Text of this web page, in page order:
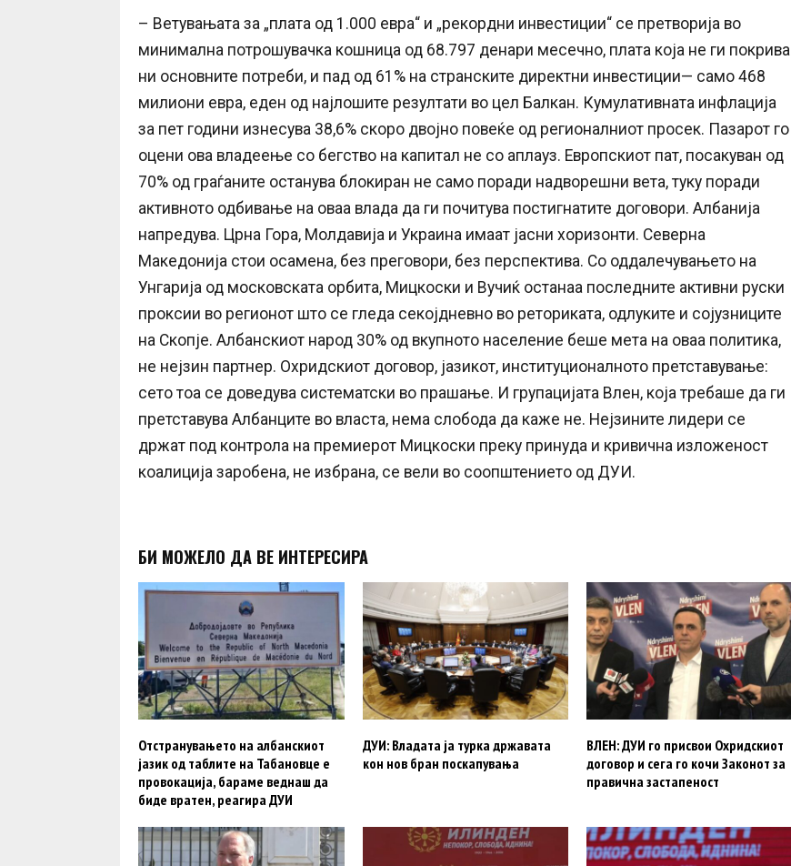
– Ветувањата за „плата од 1.000 евра“ и „рекордни инвестиции“ се претворија во
минимална потрошувачка кошница од 68.797 денари месечно, плата која не ги покрива
ни основните потреби, и пад од 61% на странските директни инвестиции— само 468
милиони евра, еден од најлошите резултати во цел Балкан. Кумулативната инфлација
за пет години изнесува 38,6% скоро двојно повеќе од регионалниот просек. Пазарот го
оцени ова владеење со бегство на капитал не со аплауз. Европскиот пат, посакуван од
70% од граѓаните останува блокиран не само поради надворешни вета, туку поради
активното одбивање на оваа влада да ги почитува постигнатите договори. Албанија
напредува. Црна Гора, Молдавија и Украина имаат јасни хоризонти. Северна
Македонија стои осамена, без преговори, без перспектива. Со оддалечувањето на
Унгарија од московската орбита, Мицкоски и Вучиќ останаа последните активни руски
проксии во регионот што се гледа секојдневно во реториката, одлуките и сојузниците
на Скопје. Албанскиот народ 30% од вкупното население беше мета на оваа политика,
не нејзин партнер. Охридскиот договор, јазикот, институционалното претставување:
сето тоа се доведува систематски во прашање. И групацијата Влен, која требаше да ги
претставува Албанците во власта, нема слобода да каже не. Нејзините лидери се
држат под контрола на премиерот Мицкоски преку принуда и кривична изложеност
коалиција заробена, не избрана, се вели во соопштението од ДУИ.
БИ МОЖЕЛО ДА ВЕ ИНТЕРЕСИРА
Отстранувањето на албанскиот
јазик од таблите на Табановце е
провокација, бараме веднаш да
биде вратен, реагира ДУИ
ДУИ: Владата ја турка државата
кон нов бран поскапувања
ВЛЕН: ДУИ го присвои Охридскиот
договор и сега го кочи Законот за
правична застапеност